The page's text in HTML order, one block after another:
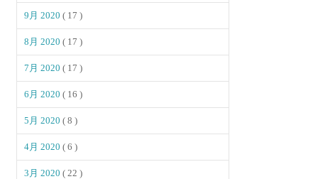
9月 2020( 17 )
8月 2020( 17 )
7月 2020( 17 )
6月 2020( 16 )
5月 2020( 8 )
4月 2020( 6 )
3月 2020( 22 )